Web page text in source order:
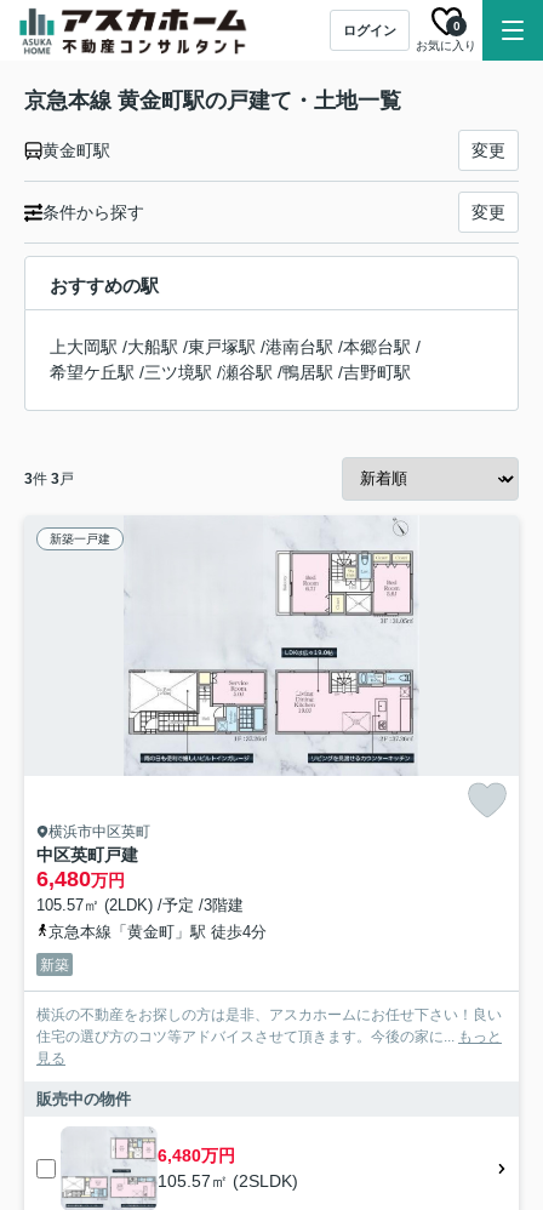
ログイン
お気に入り
0
京急本線 黄金町駅の戸建て・土地一覧
黄金町駅 変更
条件から探す 変更
おすすめの駅
上大岡駅 /大船駅 /東戸塚駅 /港南台駅 /本郷台駅 /
希望ケ丘駅 /三ツ境駅 /瀬谷駅 /鴨居駅 /吉野町駅
3件 3戸
新築一戸建
横浜市中区英町
中区英町戸建
6,480万円
105.57㎡ (2LDK) /予定 /3階建
京急本線「黄金町」駅 徒歩4分
新築
横浜の不動産をお探しの方は是非、アスカホームにお任せ下さい！良い
住宅の選び方のコツ等アドバイスさせて頂きます。今後の家に... もっと
見る
販売中の物件
6,480万円
105.57㎡ (2SLDK)